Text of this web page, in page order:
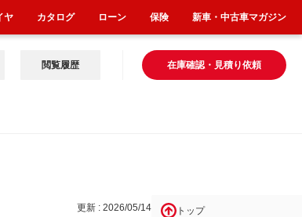
在庫確認・見積り依頼
閲覧履歴
更新 : 2026/05/14 トップ
ヤ カタログ ローン 保険 新車・中古車マガジン